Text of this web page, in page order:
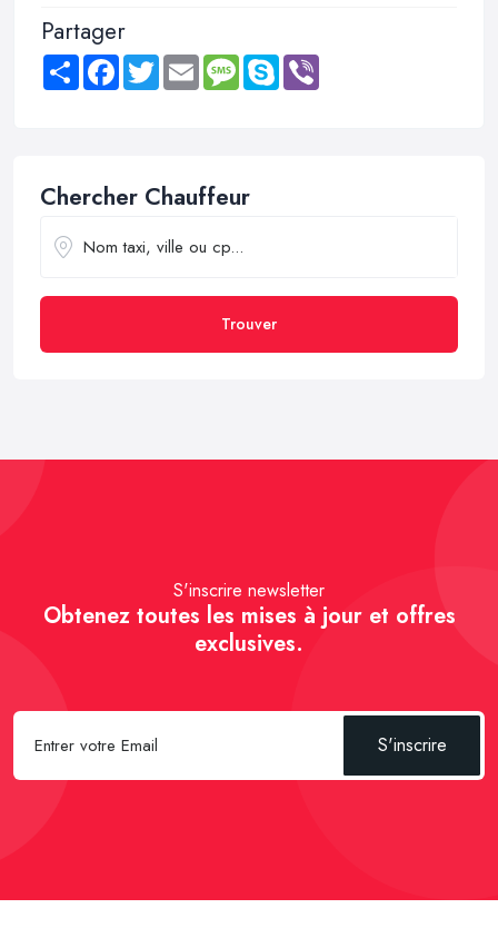
Partager
Share FacebookTwitter Email MessageSkype
Chercher Chauffeur
Trouver
S'inscrire newsletter
Obtenez toutes les mises à jour et offres
exclusives.
S'inscrire